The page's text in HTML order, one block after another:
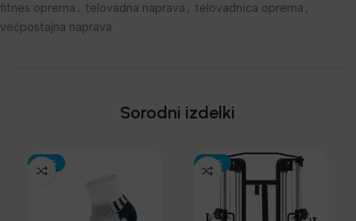
fitnes oprema , telovadna naprava , telovadnica oprema ,
večpostajna naprava
Sorodni izdelki
-30% -30%